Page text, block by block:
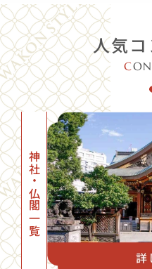
人気
C
神社・仏閣一覧